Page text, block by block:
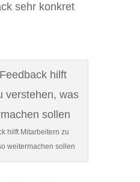
sehr konkret
hilft Mitarbeitern zu
weitermachen sollen